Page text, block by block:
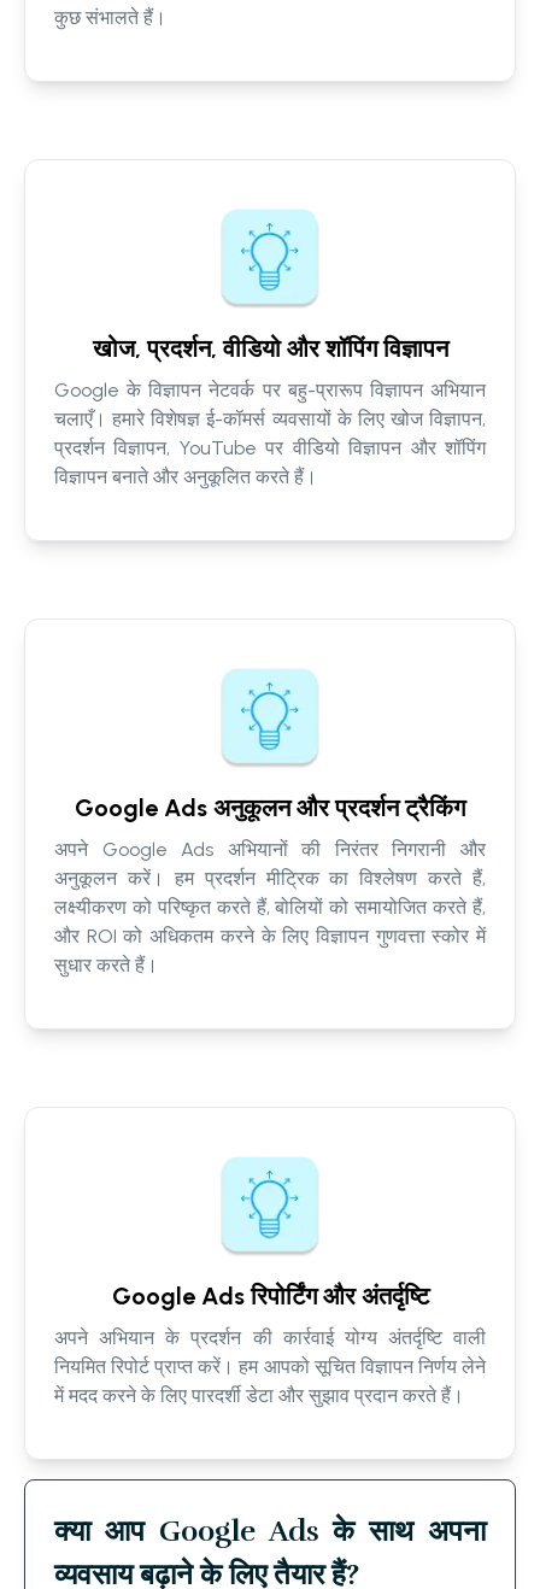
कुछ संभालते हैं।
खोज, प्रदर्शन, वीडियो और शॉपिंग विज्ञापन
Google के विज्ञापन नेटवर्क पर बहु-प्रारूप विज्ञापन अभियान
चलाएँ। हमारे विशेषज्ञ ई-कॉमर्स व्यवसायों के लिए खोज विज्ञापन,
प्रदर्शन विज्ञापन, YouTube पर वीडियो विज्ञापन और शॉपिंग
विज्ञापन बनाते और अनुकूलित करते हैं।
Google Ads अनुकूलन और प्रदर्शन ट्रैकिंग
अपने Google Ads अभियानों की निरंतर निगरानी और
अनुकूलन करें। हम प्रदर्शन मीट्रिक का विश्लेषण करते हैं,
लक्ष्यीकरण को परिष्कृत करते हैं, बोलियों को समायोजित करते हैं,
और ROI को अधिकतम करने के लिए विज्ञापन गुणवत्ता स्कोर में
सुधार करते हैं।
Google Ads रिपोर्टिंग और अंतर्दृष्टि
अपने अभियान के प्रदर्शन की कार्रवाई योग्य अंतर्दृष्टि वाली
नियमित रिपोर्ट प्राप्त करें। हम आपको सूचित विज्ञापन निर्णय लेने
में मदद करने के लिए पारदर्शी डेटा और सुझाव प्रदान करते हैं।
क्या आप Google Ads के साथ अपना
व्यवसाय बढ़ाने के लिए तैयार हैं?